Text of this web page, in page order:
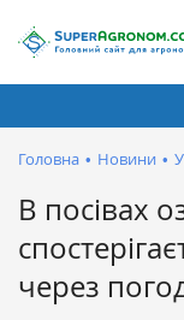
Головна • Новини •
В посівах
через